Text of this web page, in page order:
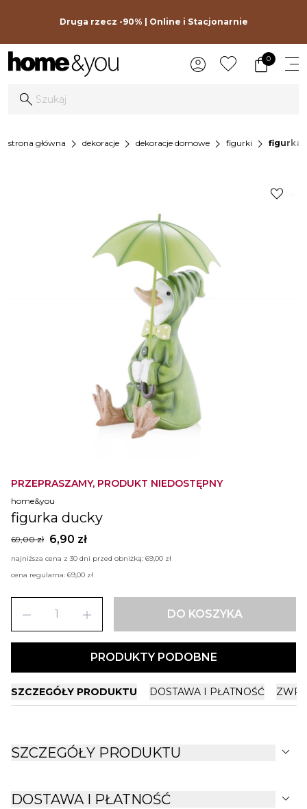
Druga rzecz -90% | Online i Stacjonarnie
0
strona główna chevron_right dekoracje chevron_right dekoracje domowe chevron_right figurki chevron_right figurka
PRZEPRASZAMY, PRODUKT NIEDOSTĘPNY
home&you
figurka ducky
69,00 zł 6,90 zł
najniższa cena z 30 dni przed obniżką: 69,00 zł
cena regularna: 69,00 zł
remove add DO KOSZYKA
PRODUKTY PODOBNE
favorite
SZCZEGÓŁY PRODUKTU DOSTAWA I PŁATNOŚĆ
SZCZEGÓŁY PRODUKTU expand_more
DOSTAWA I PŁATNOŚĆ expand_more